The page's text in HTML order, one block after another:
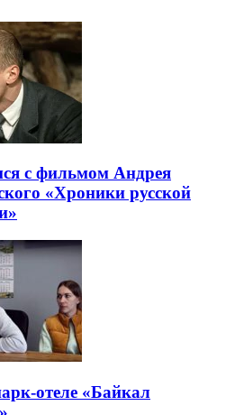
с фильмом Андрея
«Хроники русской
отеле «Байкал